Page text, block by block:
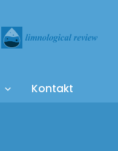
Kontakt